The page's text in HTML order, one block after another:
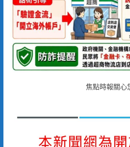
焦點時報關心